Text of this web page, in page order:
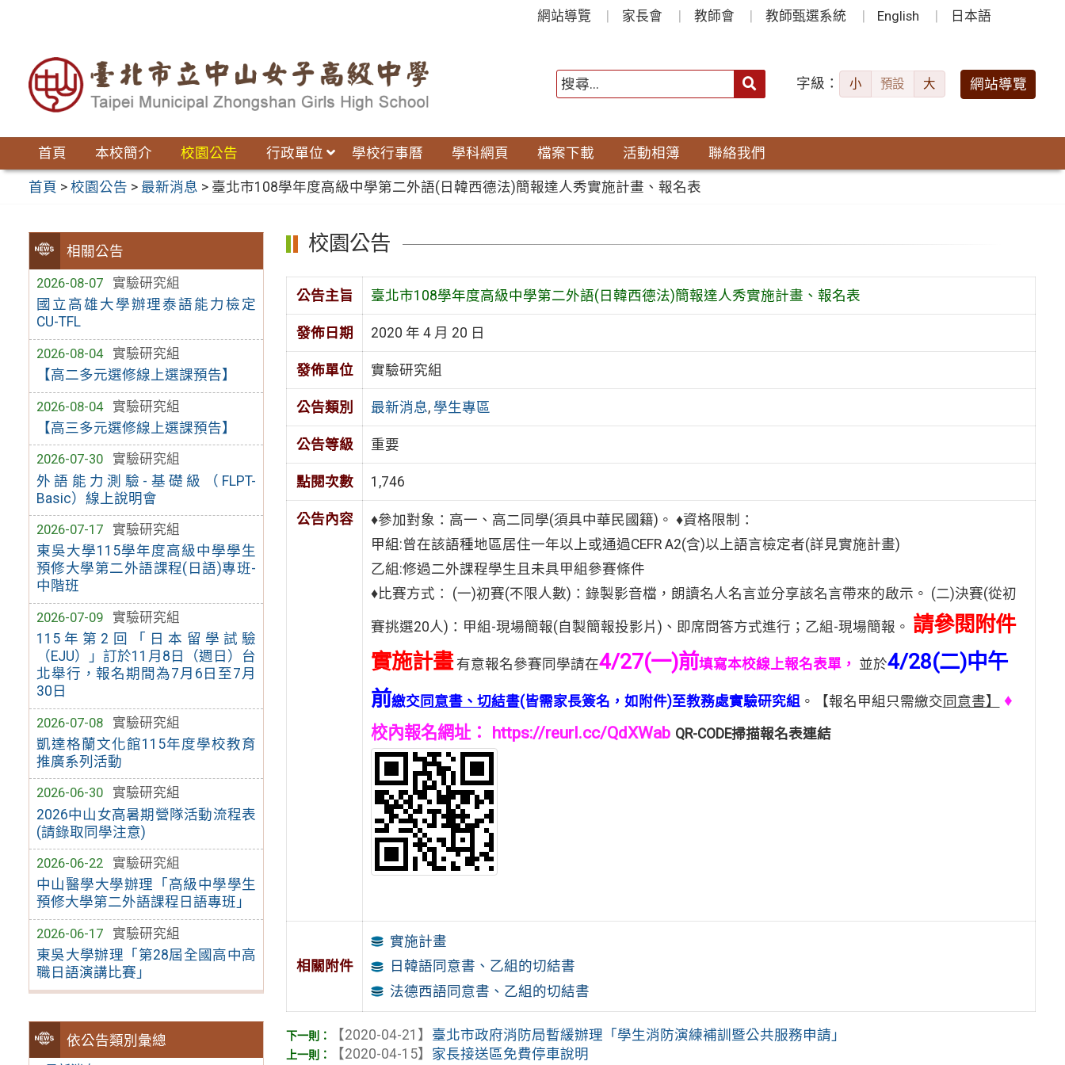
網站導覽 家長會 教師會 教師甄選系統 English 日本語
字級： 小 預設 大 網站導覽
首頁 本校簡介 校園公告 行政單位 學校行事曆 學科網頁 檔案下載 活動相簿 聯絡我們
首頁 >校園公告 > 最新消息 > 臺北市108學年度高級中學第二外語(日韓西德法)簡報達人秀實施計畫、報名表
相關公告
2026-08-07
實驗研究組
國立高雄大學辦理泰語能力檢定
CU-TFL
2026-08-04
實驗研究組
【高二多元選修線上選課預告】
2026-08-04
實驗研究組
【高三多元選修線上選課預告】
2026-07-30
實驗研究組
外語能力測驗-基礎級（FLPT-
Basic）線上說明會
2026-07-17
實驗研究組
東吳大學115學年度高級中學學生
預修大學第二外語課程(日語)專班-
中階班
2026-07-09
實驗研究組
115年第2回「日本留學試驗
（EJU）」訂於11月8日（週日）台
北舉行，報名期間為7月6日至7月
30日
2026-07-08
實驗研究組
凱達格蘭文化館115年度學校教育
推廣系列活動
2026-06-30
實驗研究組
2026中山女高暑期營隊活動流程表
(請錄取同學注意)
2026-06-22
實驗研究組
中山醫學大學辦理「高級中學學生
預修大學第二外語課程日語專班」
2026-06-17
實驗研究組
東吳大學辦理「第28屆全國高中高
職日語演講比賽」
依公告類別彙總
校園公告
公告主旨 臺北市108學年度高級中學第二外語(日韓西德法)簡報達人秀實施計畫、報名表
發佈日期 2020 年 4 月 20 日
發佈單位 實驗研究組
公告類別 最新消息, 學生專區
公告等級 重要
點閱次數 1,746
公告內容
♦參加對象：高一、高二同學(須具中華民國籍)。 ♦資格限制：
甲組:曾在該語種地區居住一年以上或通過CEFR A2(含)以上語言檢定者(詳見實施計畫)
乙組:修過二外課程學生且未具甲組參賽條件
♦比賽方式： (一)初賽(不限人數)：錄製影音檔，朗讀名人名言並分享該名言帶來的啟示。 (二)決賽(從初
賽挑選20人)：甲組-現場簡報(自製簡報投影片)、即席問答方式進行；乙組-現場簡報。 請參閱附件
實施計畫有意報名參賽同學請在4/27(一)前填寫本校線上報名表單， 並於4/28(二)中午
前繳交 同意書、切結書(皆需家長簽名，如附件)至教務處實驗研究組 。【報名甲組只需繳交同意書】
♦
校內報名網址： https://reurl.cc/QdXWab QR-CODE掃描報名表連結
相關附件
實施計畫
日韓語同意書、乙組的切結書
法德西語同意書、乙組的切結書
【2020-04-21】 臺北市政府消防局暫緩辦理「學生消防演練補訓暨公共服務申請」
【2020-04-15】 家長接送區免費停車說明